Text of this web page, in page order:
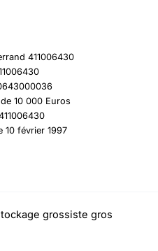
411006430
10 000 Euros
10 février 1997
grossiste gros